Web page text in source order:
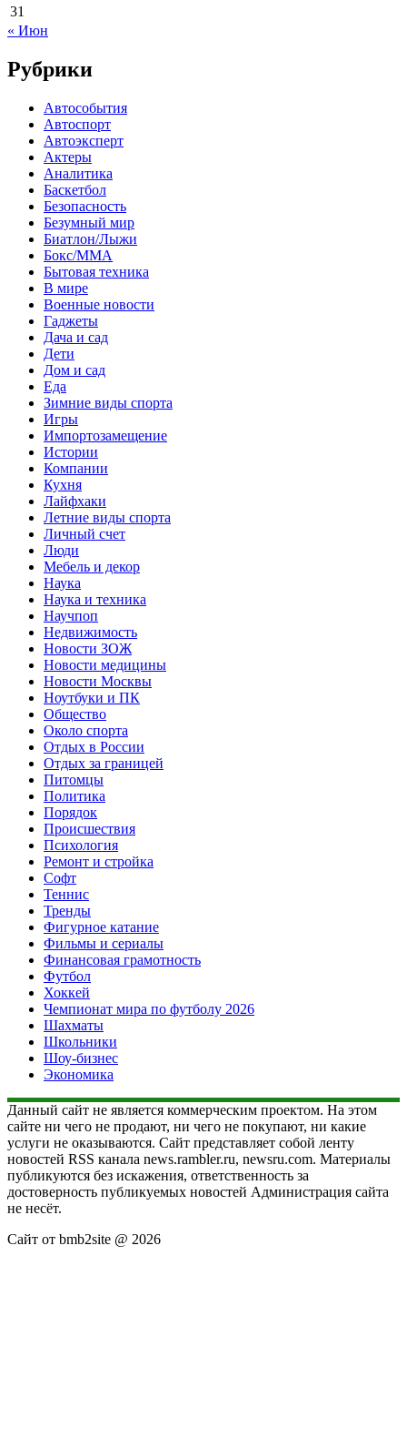
31
« Июн
Рубрики
Автособытия
Автоспорт
Автоэксперт
Актеры
Аналитика
Баскетбол
Безопасность
Безумный мир
Биатлон/Лыжи
Бокс/MMA
Бытовая техника
В мире
Военные новости
Гаджеты
Дача и сад
Дети
Дом и сад
Еда
Зимние виды спорта
Игры
Импортозамещение
Истории
Компании
Кухня
Лайфхаки
Летние виды спорта
Личный счет
Люди
Мебель и декор
Наука
Наука и техника
Научпоп
Недвижимость
Новости ЗОЖ
Новости медицины
Новости Москвы
Ноутбуки и ПК
Общество
Около спорта
Отдых в России
Отдых за границей
Питомцы
Политика
Порядок
Происшествия
Психология
Ремонт и стройка
Софт
Теннис
Тренды
Фигурное катание
Фильмы и сериалы
Финансовая грамотность
Футбол
Хоккей
Чемпионат мира по футболу 2026
Шахматы
Школьники
Шоу-бизнес
Экономика
Данный сайт не является коммерческим проектом. На этом
сайте ни чего не продают, ни чего не покупают, ни какие
услуги не оказываются. Сайт представляет собой ленту
новостей RSS канала news.rambler.ru, newsru.com. Материалы
публикуются без искажения, ответственность за
достоверность публикуемых новостей Администрация сайта
не несёт.
Сайт от bmb2site @ 2026